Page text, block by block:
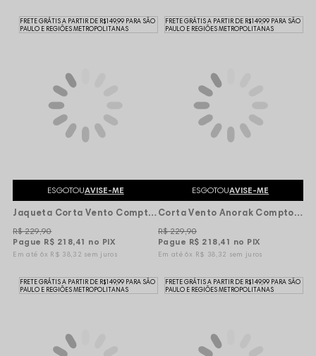
FRETE GRÁTIS A PARTIR DE R$149,99 PARA SÃO
PAULO E REGIÕES METROPOLITANAS
ESGOTOUAVISE-ME
Jaqueta Corta Vento Compton Vira Bag Logo Refletivo - Preta
Pague R$ 218,41 no PIX
R$ 229,90
6x R$ 38,32 sem juros
FRETE GRÁTIS A PARTIR DE R$149,99 PARA SÃO
PAULO E REGIÕES METROPOLITANAS
ESGOTOUAVISE-ME
Corta Vento Anorak Compton Logo Basic 2 Colors - Preta/Marrom
Pague R$ 218,41 no PIX
R$ 229,90
6x R$ 38,32 sem juros
FRETE GRÁTIS A PARTIR DE R$149,99 PARA SÃO
PAULO E REGIÕES METROPOLITANAS
FRETE GRÁTIS A PARTIR DE R$149,99 PARA SÃO
PAULO E REGIÕES METROPOLITANAS